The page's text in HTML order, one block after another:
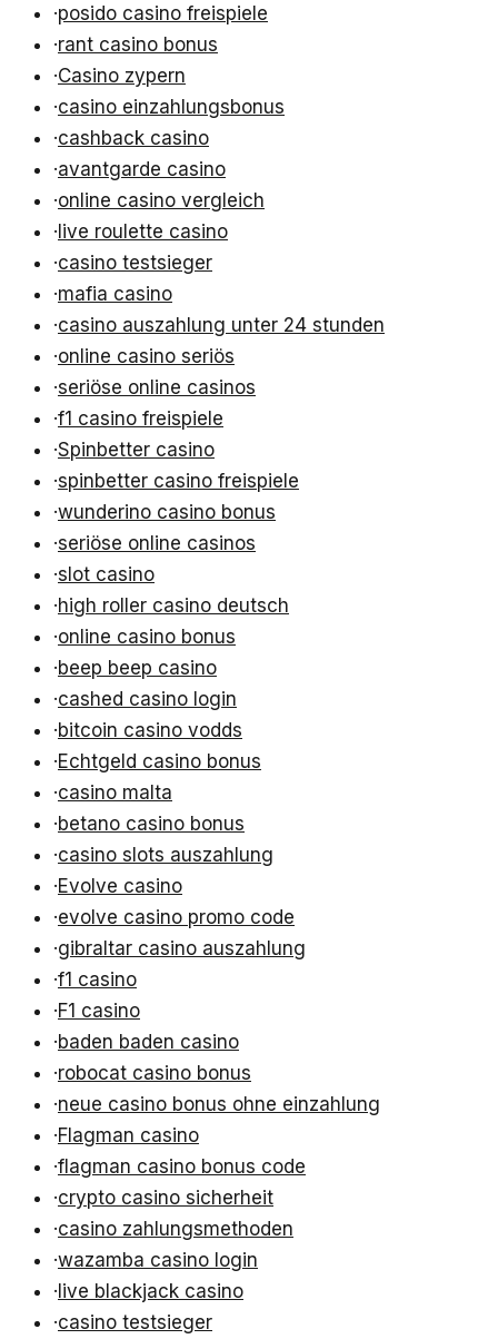
·posido casino freispiele
·rant casino bonus
·Casino zypern
·casino einzahlungsbonus
·cashback casino
·avantgarde casino
·online casino vergleich
·live roulette casino
·casino testsieger
·mafia casino
·casino auszahlung unter 24 stunden
·online casino seriös
·seriöse online casinos
·f1 casino freispiele
·Spinbetter casino
·spinbetter casino freispiele
·wunderino casino bonus
·seriöse online casinos
·slot casino
·high roller casino deutsch
·online casino bonus
·beep beep casino
·cashed casino login
·bitcoin casino vodds
·Echtgeld casino bonus
·casino malta
·betano casino bonus
·casino slots auszahlung
·Evolve casino
·evolve casino promo code
·gibraltar casino auszahlung
·f1 casino
·F1 casino
·baden baden casino
·robocat casino bonus
·neue casino bonus ohne einzahlung
·Flagman casino
·flagman casino bonus code
·crypto casino sicherheit
·casino zahlungsmethoden
·wazamba casino login
·live blackjack casino
·casino testsieger